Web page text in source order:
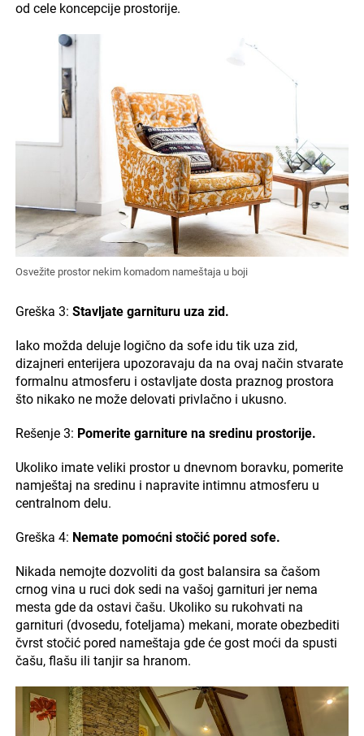
od cele koncepcije prostorije.
Osvežite prostor nekim komadom nameštaja u boji
Greška 3: Stavljate garnituru uza zid.
Iako možda deluje logično da sofe idu tik uza zid,
dizajneri enterijera upozoravaju da na ovaj način stvarate
formalnu atmosferu i ostavljate dosta praznog prostora
što nikako ne može delovati privlačno i ukusno.
Rešenje 3: Pomerite garniture na sredinu prostorije.
Ukoliko imate veliki prostor u dnevnom boravku, pomerite
namještaj na sredinu i napravite intimnu atmosferu u
centralnom delu.
Greška 4: Nemate pomoćni stočić pored sofe.
Nikada nemojte dozvoliti da gost balansira sa čašom
crnog vina u ruci dok sedi na vašoj garnituri jer nema
mesta gde da ostavi čašu. Ukoliko su rukohvati na
garnituri (dvosedu, foteljama) mekani, morate obezbediti
čvrst stočić pored nameštaja gde će gost moći da spusti
čašu, flašu ili tanjir sa hranom.